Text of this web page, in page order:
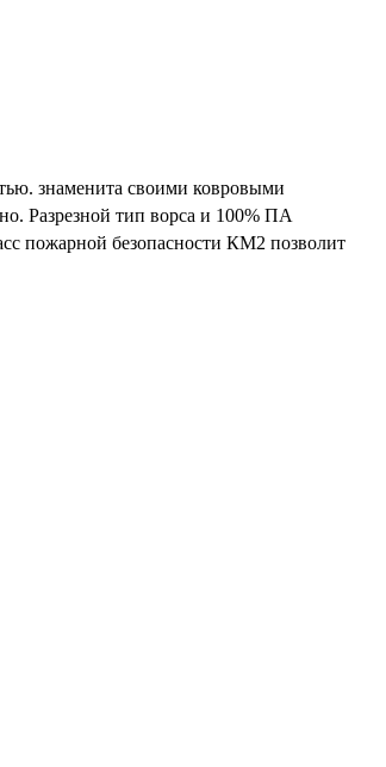
знаменита своими ковровыми
Разрезной тип ворса и 100% ПА
пожарной безопасности КМ2 позволит